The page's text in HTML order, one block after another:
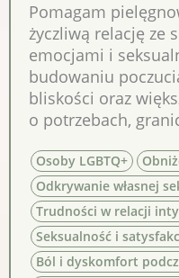
Pomagam
życzliwą relację ze
emocjami i
budowaniu
bliskości oraz
o potrzebach,
Osoby LGBTQ+
Odkrywanie własnej
Trudności w relacji
Seksualność i
Ból i dyskomfort